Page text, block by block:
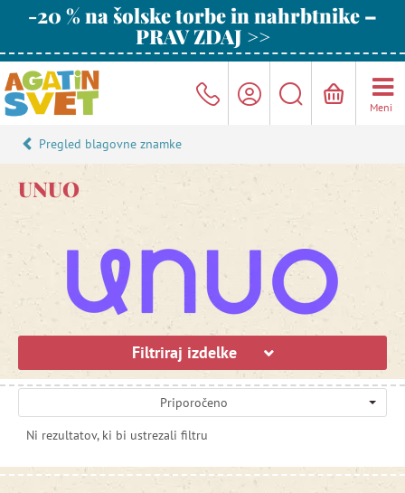
-20 % na šolske torbe in nahrbtnike –
PRAV ZDAJ >>
Meni
Pregled blagovne znamke
UNUO
Filtriraj izdelke
Priporočeno
Ni rezultatov, ki bi ustrezali filtru